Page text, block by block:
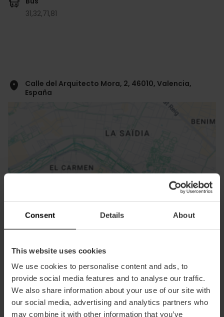
Consent Details About
This website uses cookies
We use cookies to personalise content and ads, to
provide social media features and to analyse our traffic.
We also share information about your use of our site with
our social media, advertising and analytics partners who
may combine it with other information that you’ve
31,32,71,81
Calle del Arquitecto Mora, 2, 46010, Valencia,
España
Activar mapa
Cómo llegar